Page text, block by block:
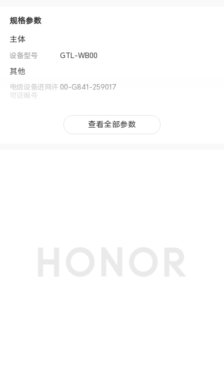
规格参数
主体
设备型号 GTL-WB00
其他
电信设备进网许
可证编号
00-G841-259017
查看全部参数
查看全部参数